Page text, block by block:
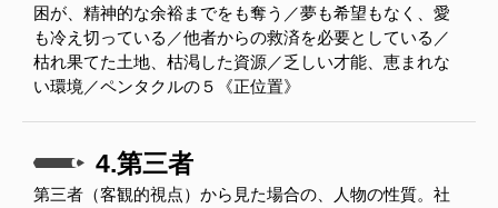
困が、精神的な余裕までをも奪う／夢も希望もなく、愛
も冷え切っている／他者からの救済を必要としている／
枯れ果てた土地、枯渇した資源／乏しい才能、恵まれな
い環境／ペンタクルの５《正位置》
4.第三者
第三者（客観的視点）から見た場合の、人物の性質。社